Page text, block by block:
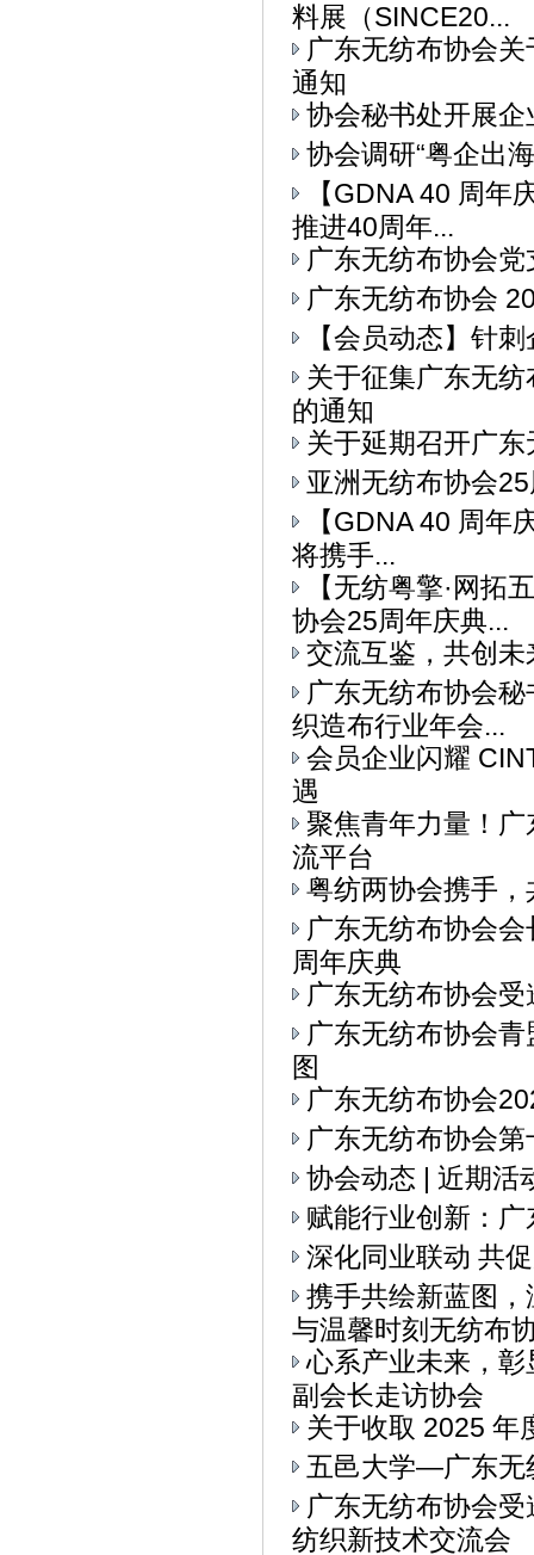
料展（SINCE20...
广东无纺布协会
通知
协会秘书处开展
协会调研“粤企出
【GDNA 40 周
推进40周年...
广东无纺布协会
广东无纺布协会
【会员动态】针
关于征集广东无
的通知
关于延期召开广
亚洲无纺布协会
【GDNA 40 周
将携手...
【无纺粤擎·网拓
协会25周年庆典...
交流互鉴，共创
广东无纺布协会
织造布行业年会...
会员企业闪耀
遇
聚焦青年力量！
流平台
粤纺两协会携手
广东无纺布协会
周年庆典
广东无纺布协会
广东无纺布协会
图
广东无纺布协会
广东无纺布协会
协会动态 | 近期
赋能行业创新：
深化同业联动 共
携手共绘新蓝图
与温馨时刻无纺布
心系产业未来，
副会长走访协会
关于收取 2025 年
五邑大学—广东无
广东无纺布协会
纺织新技术交流会